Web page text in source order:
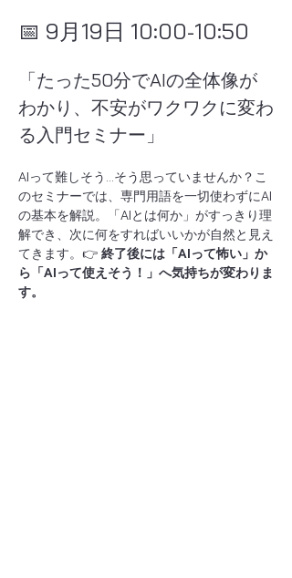
📅 9月19日 10:00-10:50
「たった50分でAIの全体像が
わかり、不安がワクワクに変わ
る入門セミナー」
AIって難しそう…そう思っていませんか？こ
のセミナーでは、専門用語を一切使わずにAI
の基本を解説。「AIとは何か」がすっきり理
解でき、次に何をすればいいかが自然と見え
てきます。👉 終了後には「AIって怖い」か
ら「AIって使えそう！」へ気持ちが変わりま
す。